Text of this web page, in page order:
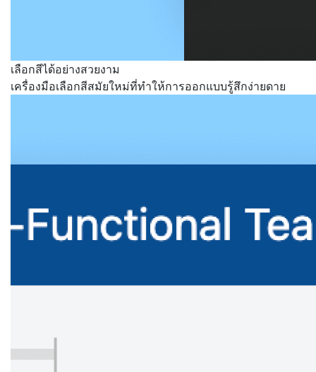
เลือกสีได้อย่างสวยงาม
เครื่องมือเลือกสีสมัยใหม่ที่ทำให้การออกแบบรู้สึกง่ายดาย